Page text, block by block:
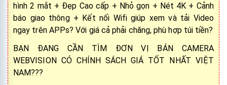
hình 2 mắt + Đẹp Cao cấp + Nhỏ gọn + Nét 4K + Cảnh
báo giao thông + Kết nối Wifi giúp xem và tải Video
ngay trên APPs? Với giá cả phải chăng, phù hợp túi tiền?
BẠN ĐANG CẦN TÌM ĐƠN VỊ BÁN CAMERA
WEBVISION CÓ CHÍNH SÁCH GIÁ TỐT NHẤT VIỆT
NAM???